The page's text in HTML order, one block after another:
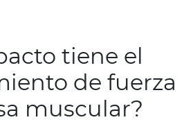
tiene el
de fuerza
muscular?